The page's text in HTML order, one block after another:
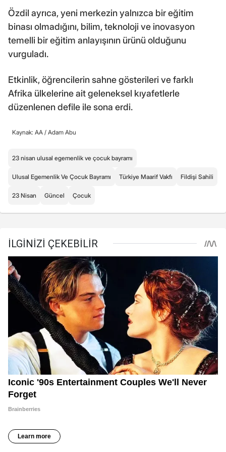
Özdil ayrıca, yeni merkezin yalnızca bir eğitim
binası olmadığını, bilim, teknoloji ve inovasyon
temelli bir eğitim anlayışının ürünü olduğunu
vurguladı.
Etkinlik, öğrencilerin sahne gösterileri ve farklı
Afrika ülkelerine ait geleneksel kıyafetlerle
düzenlenen defile ile sona erdi.
Kaynak: AA / Adam Abu
23 nisan ulusal egemenlik ve çocuk bayramı
Ulusal Egemenlik Ve Çocuk Bayramı Türkiye Maarif Vakfı Fildişi Sahili
23 Nisan Güncel Çocuk